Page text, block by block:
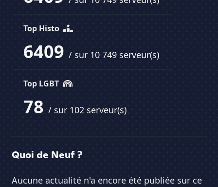
Top Histo
6409 / sur 10 749 serveur(s)
Top LGBT
78 / sur 102 serveur(s)
Quoi de Neuf ?
Aucune actualité n'a encore été publiée sur ce